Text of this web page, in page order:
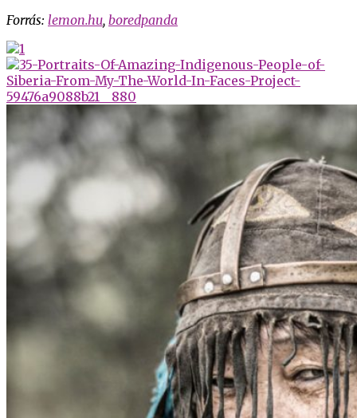
Forrás: lemon.hu, boredpanda